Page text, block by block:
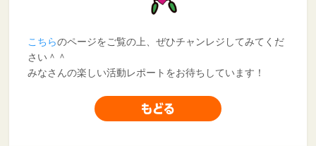
こちらのページをご覧の上、ぜひチャンレジしてみてくだ
さい＾＾
みなさんの楽しい活動レポートをお待ちしています！